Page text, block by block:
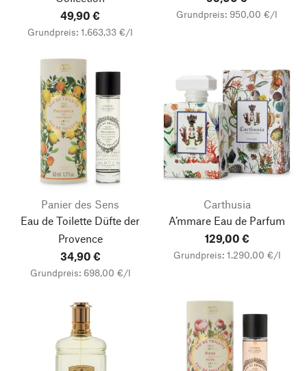
49,90 €
Grundpreis: 1.663,33 €/l
Grundpreis: 950,00 €/l
Panier des Sens
Eau de Toilette Düfte der
Provence
34,90 €
Grundpreis: 698,00 €/l
Carthusia
A’mmare Eau de Parfum
129,00 €
Grundpreis: 1.290,00 €/l